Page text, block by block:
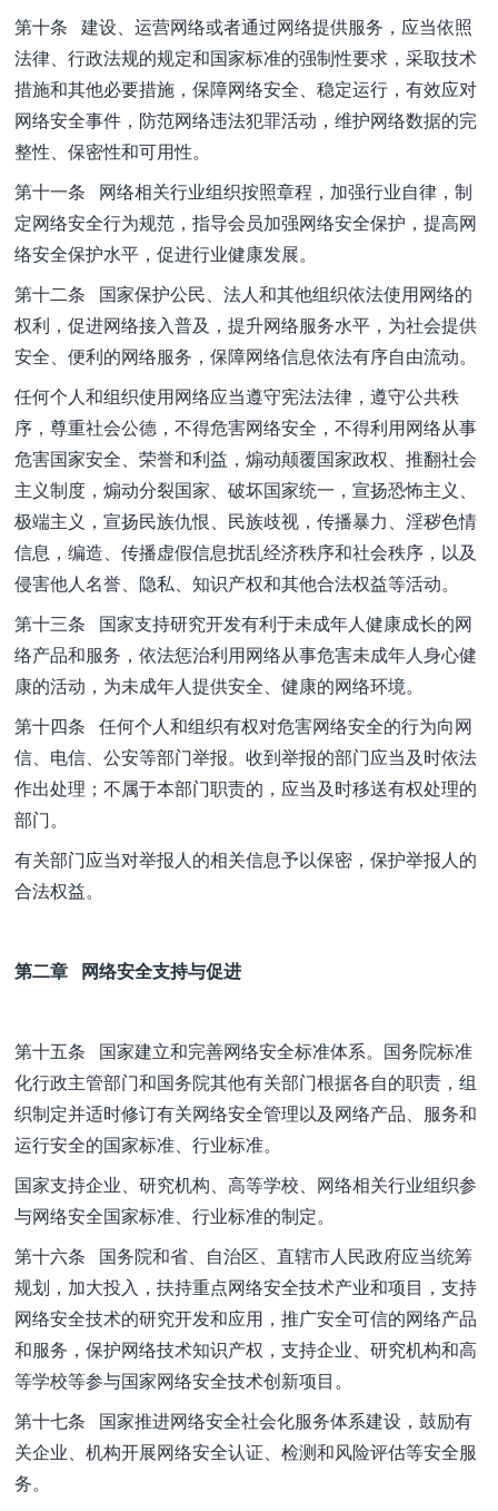
第十条 建设、运营网络或者通过网络提供服务，应当依照
法律、行政法规的规定和国家标准的强制性要求，采取技术
措施和其他必要措施，保障网络安全、稳定运行，有效应对
网络安全事件，防范网络违法犯罪活动，维护网络数据的完
整性、保密性和可用性。
第十一条 网络相关行业组织按照章程，加强行业自律，制
定网络安全行为规范，指导会员加强网络安全保护，提高网
络安全保护水平，促进行业健康发展。
第十二条 国家保护公民、法人和其他组织依法使用网络的
权利，促进网络接入普及，提升网络服务水平，为社会提供
安全、便利的网络服务，保障网络信息依法有序自由流动。
任何个人和组织使用网络应当遵守宪法法律，遵守公共秩
序，尊重社会公德，不得危害网络安全，不得利用网络从事
危害国家安全、荣誉和利益，煽动颠覆国家政权、推翻社会
主义制度，煽动分裂国家、破坏国家统一，宣扬恐怖主义、
极端主义，宣扬民族仇恨、民族歧视，传播暴力、淫秽色情
信息，编造、传播虚假信息扰乱经济秩序和社会秩序，以及
侵害他人名誉、隐私、知识产权和其他合法权益等活动。
第十三条 国家支持研究开发有利于未成年人健康成长的网
络产品和服务，依法惩治利用网络从事危害未成年人身心健
康的活动，为未成年人提供安全、健康的网络环境。
第十四条 任何个人和组织有权对危害网络安全的行为向网
信、电信、公安等部门举报。收到举报的部门应当及时依法
作出处理；不属于本部门职责的，应当及时移送有权处理的
部门。
有关部门应当对举报人的相关信息予以保密，保护举报人的
合法权益。
第二章 网络安全支持与促进
第十五条 国家建立和完善网络安全标准体系。国务院标准
化行政主管部门和国务院其他有关部门根据各自的职责，组
织制定并适时修订有关网络安全管理以及网络产品、服务和
运行安全的国家标准、行业标准。
国家支持企业、研究机构、高等学校、网络相关行业组织参
与网络安全国家标准、行业标准的制定。
第十六条 国务院和省、自治区、直辖市人民政府应当统筹
规划，加大投入，扶持重点网络安全技术产业和项目，支持
网络安全技术的研究开发和应用，推广安全可信的网络产品
和服务，保护网络技术知识产权，支持企业、研究机构和高
等学校等参与国家网络安全技术创新项目。
第十七条 国家推进网络安全社会化服务体系建设，鼓励有
关企业、机构开展网络安全认证、检测和风险评估等安全服
务。